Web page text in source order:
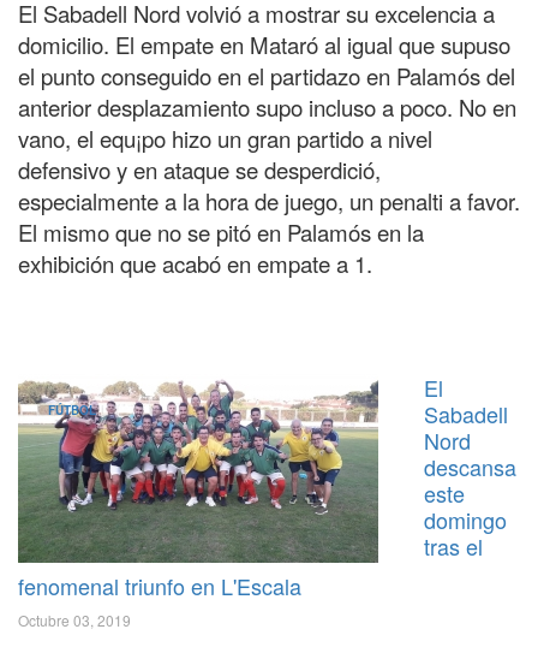
El Sabadell Nord volvió a mostrar su excelencia a
domicilio. El empate en Mataró al igual que supuso
el punto conseguido en el partidazo en Palamós del
anterior desplazamiento supo incluso a poco. No en
vano, el equ¡po hizo un gran partido a nivel
defensivo y en ataque se desperdició,
especialmente a la hora de juego, un penalti a favor.
El mismo que no se pitó en Palamós en la
exhibición que acabó en empate a 1.
FÚTBOL
El
Sabadell
Nord
descansa
este
domingo
tras el
fenomenal triunfo en L'Escala
Octubre 03, 2019